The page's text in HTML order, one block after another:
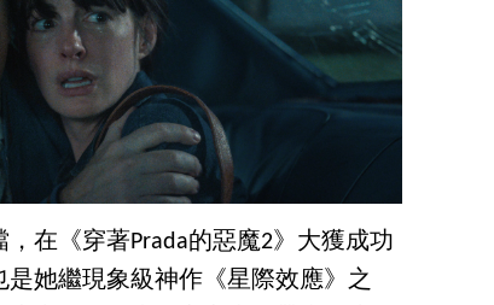
在《穿著Prada的惡魔2》大獲成功
她繼現象級神作《星際效應》之